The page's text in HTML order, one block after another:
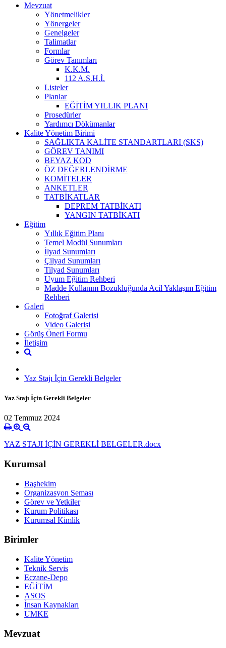
Mevzuat
Yönetmelikler
Yönergeler
Genelgeler
Talimatlar
Formlar
Görev Tanımları
K.K.M.
112 A.S.H.İ.
Listeler
Planlar
EĞİTİM YILLIK PLANI
Prosedürler
Yardımcı Dökümanlar
Kalite Yönetim Birimi
SAĞLIKTA KALİTE STANDARTLARI (SKS)
GÖREV TANIMI
BEYAZ KOD
ÖZ DEĞERLENDİRME
KOMİTELER
ANKETLER
TATBİKATLAR
DEPREM TATBİKATI
YANGIN TATBİKATI
Eğitim
Yıllık Eğitim Planı
Temel Modül Sunumları
İlyad Sunumları
Çilyad Sunumları
Tilyad Sunumları
Uyum Eğitim Rehberi
Madde Kullanım Bozukluğunda Acil Yaklaşım Eğitim
Rehberi
Galeri
Fotoğraf Galerisi
Video Galerisi
Görüş Öneri Formu
İletişim
Yaz Stajı İçin Gerekli Belgeler
Yaz Stajı İçin Gerekli Belgeler
02 Temmuz 2024
YAZ STAJI İÇİN GEREKLİ BELGELER.docx
Kurumsal
Başhekim
Organizasyon Şeması
Görev ve Yetkiler
Kurum Politikası
Kurumsal Kimlik
Birimler
Kalite Yönetim
Teknik Servis
Eczane-Depo
EĞİTİM
ASOS
İnsan Kaynakları
UMKE
Mevzuat